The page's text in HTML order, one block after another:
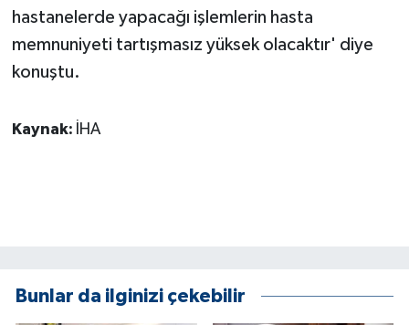
hastanelerde yapacağı işlemlerin hasta
memnuniyeti tartışmasız yüksek olacaktır' diye
konuştu.
Kaynak: İHA
Bunlar da ilginizi çekebilir